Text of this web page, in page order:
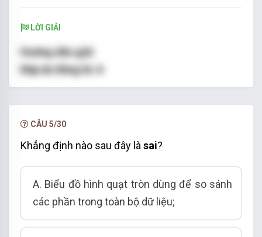
LỜI GIẢI
Hướng dẫn giải
Đáp án đúng là:A
Bạn Hoa xem đồng hồ lúc ở nhà và xem lại đồng
hồ sau khi đã đến trường, sau đó ghi chép số
liệu thống kê theo từng ngày.
Vậy ta chọn phương án
A.
CÂU 5/30
Khẳng định nào sau đây là sai?
A. Biểu đồ hình quạt tròn dùng để so sánh
các phần trong toàn bộ dữ liệu;